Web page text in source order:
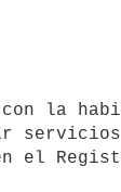
con la
el